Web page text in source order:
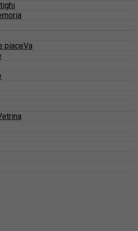
piaceVa